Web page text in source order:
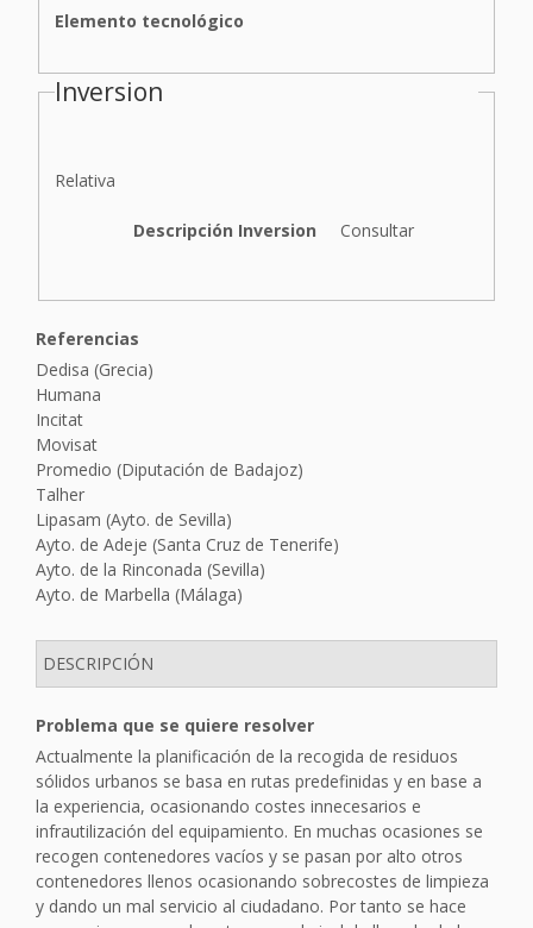
Elemento tecnológico
Inversion
I
s
i
n
Relativa
Descripción Inversion Consultar
Referencias
Dedisa (Grecia)
Humana
Incitat
Movisat
Promedio (Diputación de Badajoz)
Talher
Lipasam (Ayto. de Sevilla)
Ayto. de Adeje (Santa Cruz de Tenerife)
Ayto. de la Rinconada (Sevilla)
Ayto. de Marbella (Málaga)
DESCRIPCIÓN
Problema que se quiere resolver
Actualmente la planificación de la recogida de residuos
sólidos urbanos se basa en rutas predefinidas y en base a
la experiencia, ocasionando costes innecesarios e
infrautilización del equipamiento. En muchas ocasiones se
recogen contenedores vacíos y se pasan por alto otros
contenedores llenos ocasionando sobrecostes de limpieza
y dando un mal servicio al ciudadano. Por tanto se hace